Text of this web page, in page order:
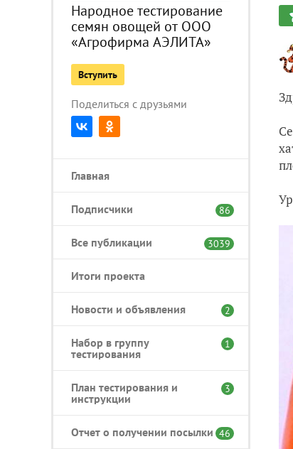
Народное тестирование
семян овощей от ООО
«Агрофирма АЭЛИТА»
Вступить
Поделиться с друзьями
Главная
Подписчики 86
Все публикации 3039
Итоги проекта
Новости и объявления 2
Набор в группу
тестирования
1
План тестирования и
инструкции
3
Отчет о получении посылки 46